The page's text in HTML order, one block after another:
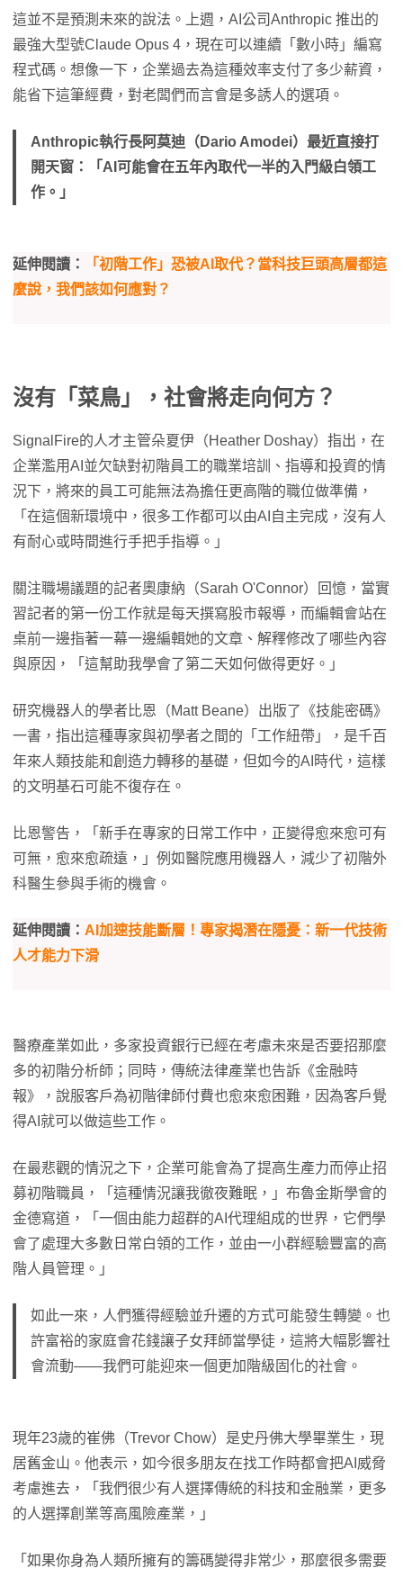
這並不是預測未來的說法。上週，AI公司Anthropic 推出的
最強大型號Claude Opus 4，現在可以連續「數小時」編寫
程式碼。想像一下，企業過去為這種效率支付了多少薪資，
能省下這筆經費，對老闆們而言會是多誘人的選項。
Anthropic執行長阿莫迪（Dario Amodei）最近直接打
開天窗：「AI可能會在五年內取代一半的入門級白領工
作。」
延伸閱讀：
「初階工作」恐被AI取代？當科技巨頭高層都這
麼說，我們該如何應對？
沒有「菜鳥」，社會將走向何方？
SignalFire的人才主管朵夏伊（Heather Doshay）指出，在
企業濫用AI並欠缺對初階員工的職業培訓、指導和投資的情
況下，將來的員工可能無法為擔任更高階的職位做準備，
「在這個新環境中，很多工作都可以由AI自主完成，沒有人
有耐心或時間進行手把手指導。」
關注職場議題的記者奧康納（Sarah O'Connor）回憶，當實
習記者的第一份工作就是每天撰寫股市報導，而編輯會站在
桌前一邊指著一幕一邊編輯她的文章、解釋修改了哪些內容
與原因，「這幫助我學會了第二天如何做得更好。」
研究機器人的學者比恩（Matt Beane）出版了《技能密碼》
一書，指出這種專家與初學者之間的「工作紐帶」，是千百
年來人類技能和創造力轉移的基礎，但如今的AI時代，這樣
的文明基石可能不復存在。
比恩警告，「新手在專家的日常工作中，正變得愈來愈可有
可無，愈來愈疏遠，」例如醫院應用機器人，減少了初階外
科醫生參與手術的機會。
延伸閱讀： AI加速技能斷層！專家揭潛在隱憂：新一代技術
人才能力下滑
醫療產業如此，多家投資銀行已經在考慮未來是否要招那麼
多的初階分析師；同時，傳統法律產業也告訴《金融時
報》，說服客戶為初階律師付費也愈來愈困難，因為客戶覺
得AI就可以做這些工作。
在最悲觀的情況之下，企業可能會為了提高生產力而停止招
募初階職員，「這種情況讓我徹夜難眠，」布魯金斯學會的
金德寫道，「一個由能力超群的AI代理組成的世界，它們學
會了處理大多數日常白領的工作，並由一小群經驗豐富的高
階人員管理。」
如此一來，人們獲得經驗並升遷的方式可能發生轉變。也
許富裕的家庭會花錢讓子女拜師當學徒，這將大幅影響社
會流動——我們可能迎來一個更加階級固化的社會。
現年23歲的崔佛（Trevor Chow）是史丹佛大學畢業生，現
居舊金山。他表示，如今很多朋友在找工作時都會把AI威脅
考慮進去，「我們很少有人選擇傳統的科技和金融業，更多
的人選擇創業等高風險產業，」
「如果你身為人類所擁有的籌碼變得非常少，那麼很多需要